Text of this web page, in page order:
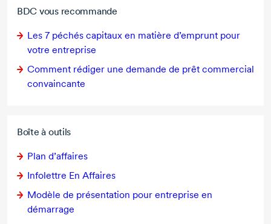
BDC vous recommande
Les 7 péchés capitaux en matière d’emprunt pour
votre entreprise
Comment rédiger une demande de prêt commercial
convaincante
Boîte à outils
Plan d’affaires
Infolettre En Affaires
Modèle de présentation pour entreprise en
démarrage